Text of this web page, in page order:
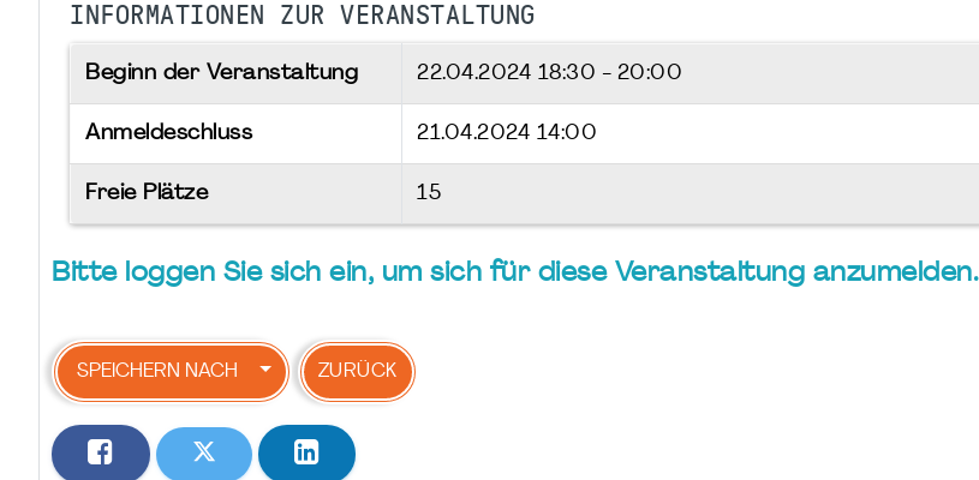
INFORMATIONEN ZUR VERANSTALTUNG
Beginn der Veranstaltung 22.04.2024 18:30 - 20:00
Anmeldeschluss 21.04.2024 14:00
Freie Plätze 15
Bitte loggen Sie sich ein, um sich für diese Veranstaltung anzumelden.
SPEICHERN NACH ZURÜCK